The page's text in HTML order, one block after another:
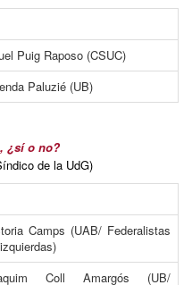
Puig Raposo (CSUC)
Paluzié (UB)
¿sí o no?
de la UdG)
Camps (UAB/ Federalistas
Coll Amargós (UB/